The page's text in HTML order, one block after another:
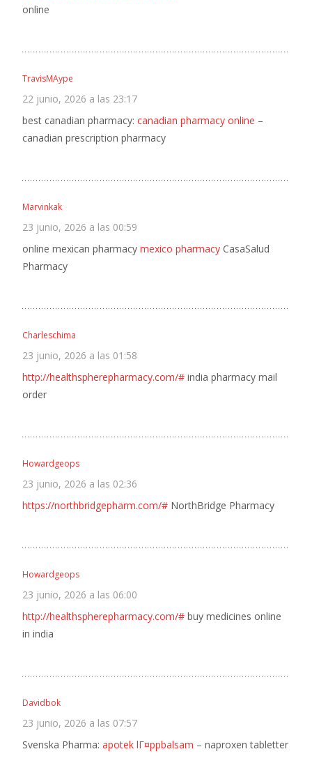
online
TravisMAype
22 junio, 2026 a las 23:17
best canadian pharmacy: canadian pharmacy online –
canadian prescription pharmacy
Marvinkak
23 junio, 2026 a las 00:59
online mexican pharmacy mexico pharmacy CasaSalud
Pharmacy
Charleschima
23 junio, 2026 a las 01:58
http://healthspherepharmacy.com/# india pharmacy mail
order
Howardgeops
23 junio, 2026 a las 02:36
https://northbridgepharm.com/# NorthBridge Pharmacy
Howardgeops
23 junio, 2026 a las 06:00
http://healthspherepharmacy.com/# buy medicines online
in india
Davidbok
23 junio, 2026 a las 07:57
Svenska Pharma: apotek lГ¤ppbalsam – naproxen tabletter